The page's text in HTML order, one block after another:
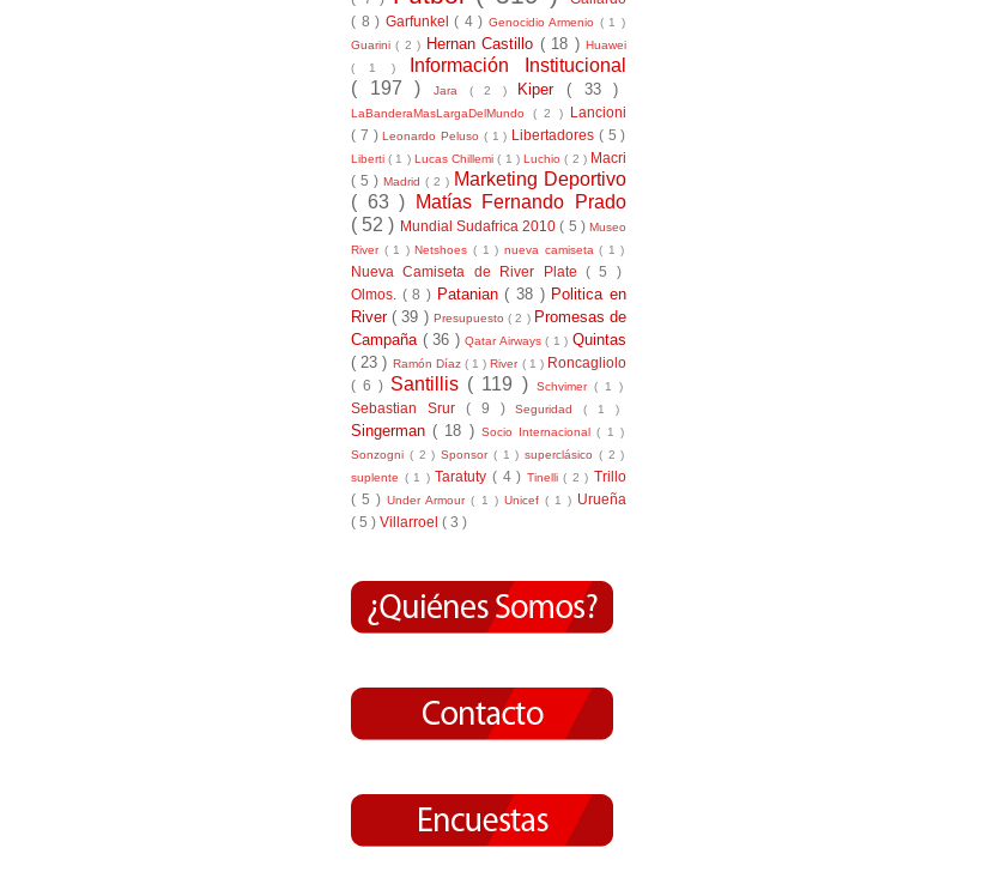
( 8 ) Garfunkel ( 4 ) Genocidio Armenio ( 1 )
Guarini( 2 ) Hernan Castillo ( 18 )Huawei
( 1 )
Información Institucional
( 197 )
Jara ( 2 ) Kiper( 33 )
LaBanderaMasLargaDelMundo ( 2 ) Lancioni
( 7 )Leonardo Peluso ( 1 ) Libertadores ( 5 )
Liberti( 1 ) Lucas Chillemi( 1 )Luchio( 2 ) Macri
( 5 ) Madrid ( 2 ) Marketing Deportivo
( 63 )
Matías Fernando Prado
( 52 ) Mundial Sudafrica 2010( 5 )Museo
River ( 1 )Netshoes( 1 ) nueva camiseta( 1 )
Nueva Camiseta de River Plate ( 5 )
Olmos. ( 8 ) Patanian( 38 ) Politica en
River( 39 ) Presupuesto( 2 ) Promesas de
Campaña ( 36 )Qatar Airways( 1 )Quintas
( 23 ) Ramón Díaz ( 1 )River ( 1 ) Roncagliolo
( 6 ) Santillis ( 119 ) Schvimer ( 1 )
Sebastian Srur ( 9 )Seguridad( 1 )
Singerman( 18 ) Socio Internacional( 1 )
Sonzogni ( 2 ) Sponsor ( 1 ) superclásico ( 2 )
suplente ( 1 ) Taratuty ( 4 ) Tinelli( 2 ) Trillo
( 5 )Under Armour( 1 ) Unicef ( 1 ) Urueña
( 5 ) Villarroel ( 3 )